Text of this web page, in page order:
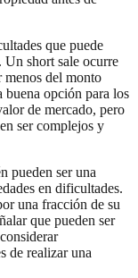
que puede
Un short sale ocurre
menos del monto
buena opción para los
de mercado, pero
ser complejos y
pueden ser una
en dificultades.
una fracción de su
que pueden ser
de realizar una